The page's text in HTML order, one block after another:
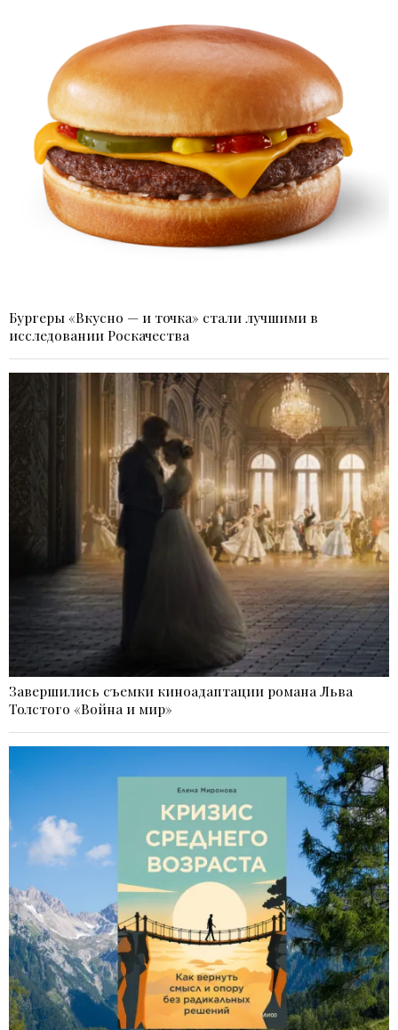
Бургеры «Вкусно — и точка» стали лучшими в
исследовании Роскачества
Завершились съемки киноадаптации романа Льва
Толстого «Война и мир»